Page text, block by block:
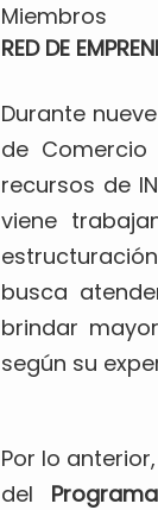
Miembros
RED DE
Durante
de
recursos de
viene
busca
brindar
según su
Por lo
del